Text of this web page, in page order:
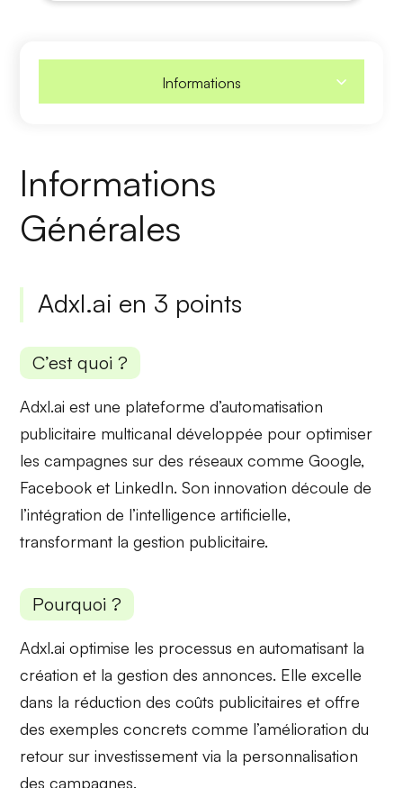
Informations
Informations
Générales
Adxl.ai en 3 points
C’est quoi ?
Adxl.ai est une plateforme d’automatisation
publicitaire multicanal développée pour optimiser
les campagnes sur des réseaux comme Google,
Facebook et LinkedIn. Son innovation découle de
l’intégration de l’intelligence artificielle,
transformant la gestion publicitaire.
Pourquoi ?
Adxl.aioptimise les processus en automatisant la
création et la gestion des annonces. Elle excelle
dans la réduction des coûts publicitaires et offre
des exemples concrets comme l’amélioration du
retour sur investissement via la personnalisation
des campagnes.